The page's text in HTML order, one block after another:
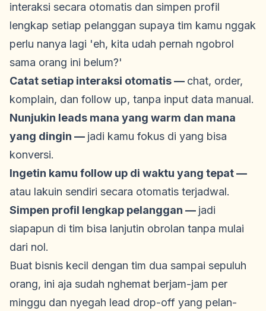
interaksi secara otomatis dan simpen profil
lengkap setiap pelanggan supaya tim kamu nggak
perlu nanya lagi 'eh, kita udah pernah ngobrol
sama orang ini belum?'
Catat setiap interaksi otomatis — chat, order,
komplain, dan follow up, tanpa input data manual.
Nunjukin leads mana yang warm dan mana
yang dingin — jadi kamu fokus di yang bisa
konversi.
Ingetin kamu follow up di waktu yang tepat —
atau lakuin sendiri secara otomatis terjadwal.
Simpen profil lengkap pelanggan — jadi
siapapun di tim bisa lanjutin obrolan tanpa mulai
dari nol.
Buat bisnis kecil dengan tim dua sampai sepuluh
orang, ini aja sudah nghemat berjam-jam per
minggu dan nyegah lead drop-off yang pelan-